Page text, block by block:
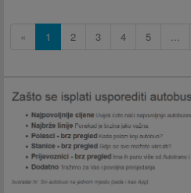
« 1 2 3 4 5 ...